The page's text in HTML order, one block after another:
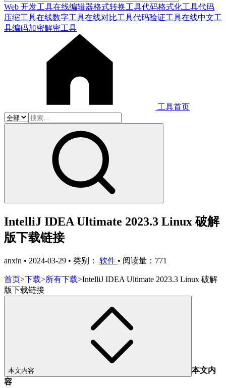
Web 开发工具在线编辑器格式转换工具代码格式化工具代码
压缩工具在线数字工具在线对比工具代码验证工具在线中文工
具编码加密解密工具
工具首页
IntelliJ IDEA Ultimate 2023.3 Linux 破解
版下载链接
anxin • 2024-03-29 • 类别： 软件 • 阅读量：771
首页>下载>所有下载>IntelliJ IDEA Ultimate 2023.3 Linux 破解
版下载链接
本文内容
本文内
容